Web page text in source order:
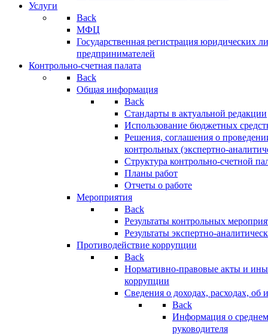
Услуги
Back
МФЦ
Государственная регистрация юридических
предпринимателей
Контрольно-счетная палата
Back
Общая информация
Back
Стандарты в актуальной редакции
Использование бюджетных
Решения, соглашения о
контрольных (экспертно-
Структура контрольно-счетной
Планы работ
Отчеты о работе
Мероприятия
Back
Результаты контрольных
Результаты экспертно-
Противодействие коррупции
Back
Нормативно-правовые акты и
коррупции
Сведения о доходах, расходах, об
Back
Информация о
руководителя